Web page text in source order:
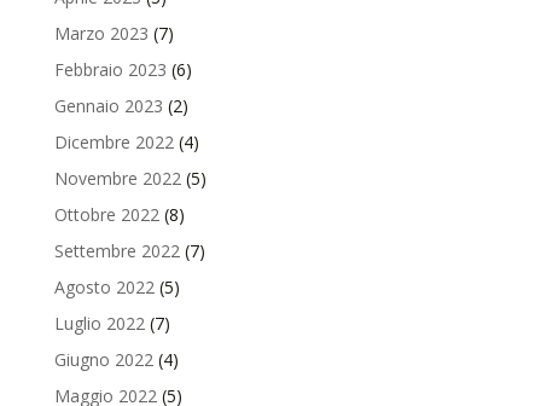
Marzo 2023 (7)
Febbraio 2023 (6)
Gennaio 2023 (2)
Dicembre 2022 (4)
Novembre 2022 (5)
Ottobre 2022 (8)
Settembre 2022 (7)
Agosto 2022 (5)
Luglio 2022 (7)
Giugno 2022 (4)
Maggio 2022 (5)